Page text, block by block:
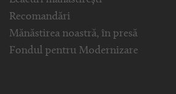
Recomandări
Mănăstirea noastră, în presă
Fondul pentru Modernizare